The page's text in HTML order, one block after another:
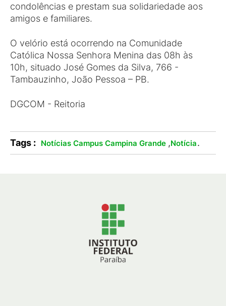
condolências e prestam sua solidariedade aos
amigos e familiares.
O velório está ocorrendo na Comunidade
Católica Nossa Senhora Menina das 08h às
10h, situado José Gomes da Silva, 766 -
Tambauzinho, João Pessoa – PB.
DGCOM - Reitoria
Tags : Notícias Campus Campina Grande ,Notícia.